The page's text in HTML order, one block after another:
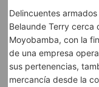
Delincuentes
Belaunde Terry cerca
Moyobamba, con la
de una empresa
sus pertenencias,
mercancía desde la